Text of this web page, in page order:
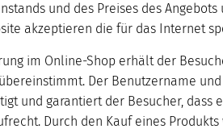
und des Preises des
akzeptieren die für das Internet
im Online-Shop erhält der
Der Benutzername
und garantiert der Besucher,
Durch den Kauf eines